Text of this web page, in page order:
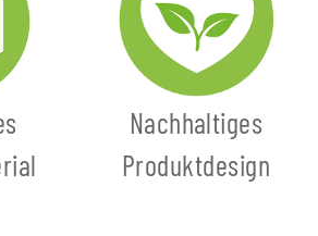
Nachhaltiges
Produktdesign